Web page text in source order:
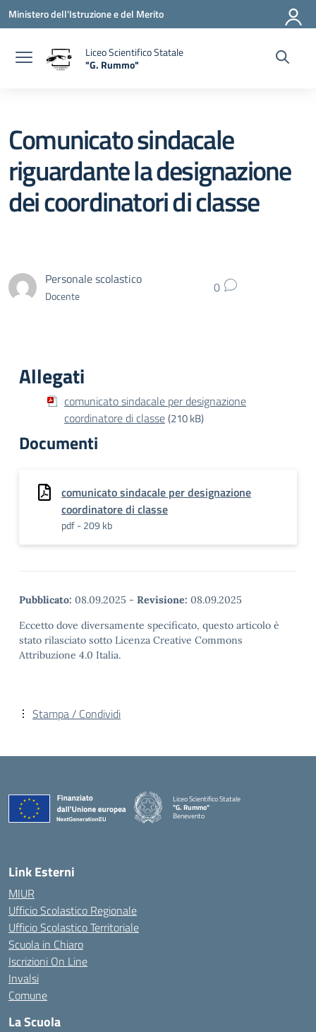
Vai ai contenuti
Vai al menu di navigazione
Vai al footer
Ministero dell'Istruzione e del Merito
Liceo Scientifico Statale
"G. Rummo"
Comunicato sindacale
riguardante la designazione
dei coordinatori di classe
Personale scolastico
Docente 0
Allegati
comunicato sindacale per designazione
coordinatore di classe(210 kB)
Documenti
comunicato sindacale per designazione
coordinatore di classe
pdf - 209 kb
Pubblicato: 08.09.2025 - Revisione: 08.09.2025
Eccetto dove diversamente specificato, questo articolo è
stato rilasciato sotto Licenza Creative Commons
Attribuzione 4.0 Italia.
Stampa / Condividi
Liceo Scientifico Statale
"G. Rummo"
Benevento
Link Esterni
MIUR
Ufficio Scolastico Regionale
Ufficio Scolastico Territoriale
Scuola in Chiaro
Iscrizioni On Line
Invalsi
Comune
La Scuola